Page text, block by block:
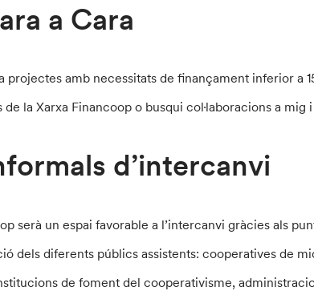
a Cara
projectes amb necessitats de finançament inferior a
la Xarxa Financoop o busqui col·laboracions a mig
d’intercanvi
serà un espai favorable a l’intercanvi gràcies als
dels diferents públics assistents: cooperatives de
de foment del cooperativisme,